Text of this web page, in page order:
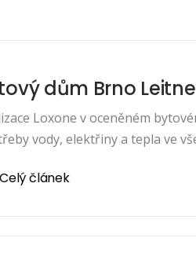
dům Brno
Loxone v oceněném
vody, elektřiny a tepla ve
Celý článek